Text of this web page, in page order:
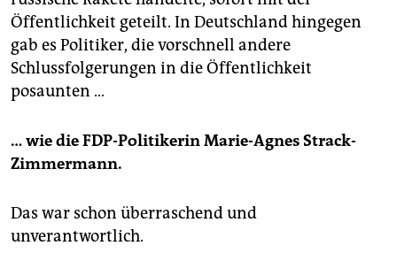
Öffentlichkeit geteilt. In Deutschland hingegen
gab es Politiker, die vorschnell andere
Schlussfolgerungen in die Öffentlichkeit
posaunten …
… wie die FDP-Politikerin Marie-Agnes Strack-
Zimmermann.
Das war schon überraschend und
unverantwortlich.